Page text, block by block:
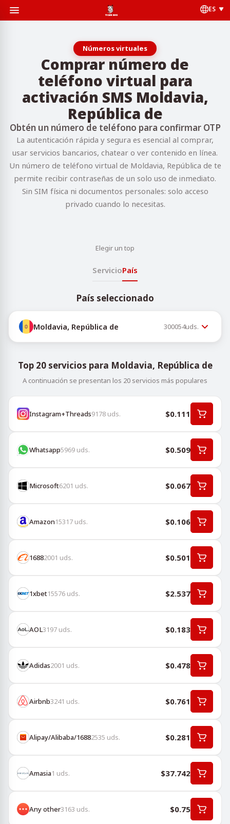
ES
Números virtuales
Comprar número de
teléfono virtual para
activación SMS Moldavia,
República de
Obtén un número de teléfono para confirmar OTP
La autenticación rápida y segura es esencial al comprar,
usar servicios bancarios, chatear o ver contenido en línea.
Un número de teléfono virtual de Moldavia, República de te
permite recibir contraseñas de un solo uso de inmediato.
Sin SIM física ni documentos personales: solo acceso
privado cuando lo necesitas.
Elegir un top
ServicioPaís
País seleccionado
Moldavia, República de 300054uds.
Top 20 servicios para Moldavia, República de
A continuación se presentan los 20 servicios más populares
Instagram+Threads9178 uds. $0.111
Whatsapp5969 uds. $0.509
Microsoft6201 uds. $0.067
Amazon15317 uds. $0.106
16882001 uds. $0.501
1хbet15576 uds. $2.537
AOL3197 uds. $0.183
Adidas2001 uds. $0.478
Airbnb3241 uds. $0.761
Alipay/Alibaba/16882535 uds. $0.281
Amasia1 uds. $37.742
Any other3163 uds. $0.75